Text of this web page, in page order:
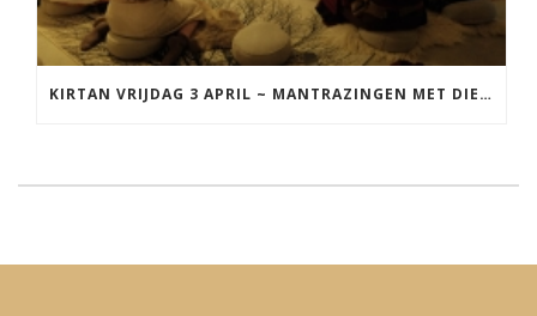
KIRTAN VRIJDAG 3 APRIL ~ MANTRAZINGEN MET DIEDERICK IN LEEUWARDEN